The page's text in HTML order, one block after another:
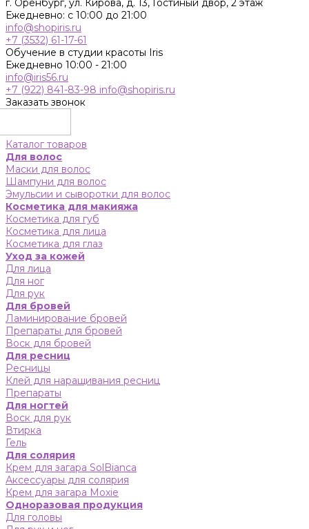
г. Оренбург, ул. Кирова, д. 13, Гостиный двор, 2 этаж
Ежедневно: с 10:00 до 21:00
info@shopiris.ru
+7 (3532) 61-17-61
Обучение в студии красоты Iris
Ежедневно 10:00 - 21:00
info@iris56.ru
+7 (922) 841-83-98 info@shopiris.ru
Заказать звонок
Каталог товаров
Для волос
Маски для волос
Шампуни для волос
Эмульсии и сыворотки для волос
Косметика для макияжа
Косметика для губ
Косметика для лица
Косметика для глаз
Уход за кожей
Для лица
Для ног
Для рук
Для бровей
Ламинирование бровей
Препараты для бровей
Воск для бровей
Для ресниц
Ресницы
Клей для наращивания ресниц
Препараты
Для ногтей
Воск для рук
Втирка
Гель
Для солярия
Крем для загара SolBianca
Аксессуары для солярия
Крем для загара Moxie
Одноразовая продукция
Для головы